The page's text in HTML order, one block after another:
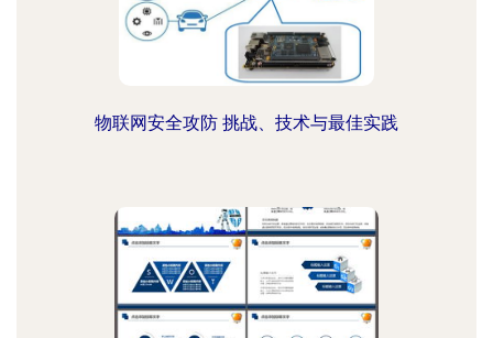
物联网安全攻防 挑战、技术与最佳实践